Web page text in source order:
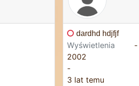
dardhd hdjfjf
Wyświetlenia
2002
-
3 lat temu
-